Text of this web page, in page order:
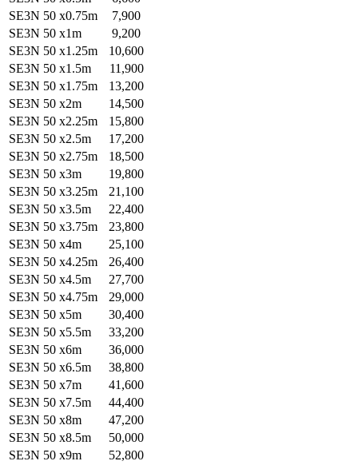
SE3N 50 x0.75m
7,900
SE3N 50 x1m
9,200
SE3N 50 x1.25m
10,600
SE3N 50 x1.5m
11,900
SE3N 50 x1.75m
13,200
SE3N 50 x2m
14,500
SE3N 50 x2.25m
15,800
SE3N 50 x2.5m
17,200
SE3N 50 x2.75m
18,500
SE3N 50 x3m
19,800
SE3N 50 x3.25m
21,100
SE3N 50 x3.5m
22,400
SE3N 50 x3.75m
23,800
SE3N 50 x4m
25,100
SE3N 50 x4.25m
26,400
SE3N 50 x4.5m
27,700
SE3N 50 x4.75m
29,000
SE3N 50 x5m
30,400
SE3N 50 x5.5m
33,200
SE3N 50 x6m
36,000
SE3N 50 x6.5m
38,800
SE3N 50 x7m
41,600
SE3N 50 x7.5m
44,400
SE3N 50 x8m
47,200
SE3N 50 x8.5m
50,000
SE3N 50 x9m
52,800